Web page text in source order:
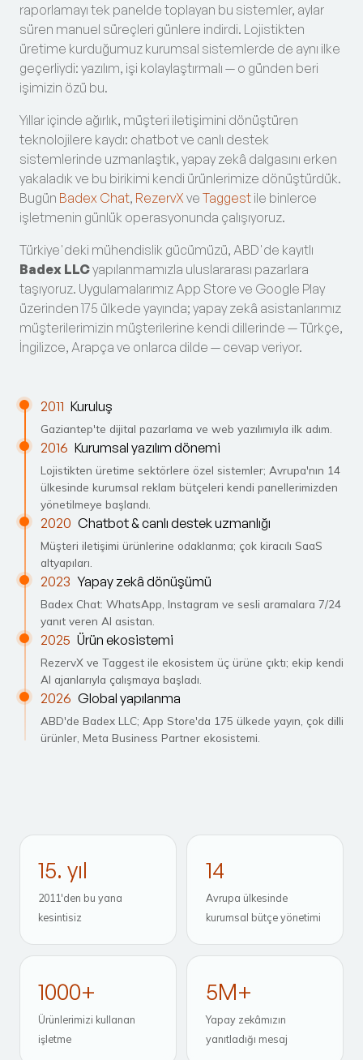
raporlamayı tek panelde toplayan bu sistemler, aylar
süren manuel süreçleri günlere indirdi. Lojistikten
üretime kurduğumuz kurumsal sistemlerde de aynı ilke
geçerliydi: yazılım, işi kolaylaştırmalı — o günden beri
işimizin özü bu.
Yıllar içinde ağırlık, müşteri iletişimini dönüştüren
teknolojilere kaydı: chatbot ve canlı destek
sistemlerinde uzmanlaştık, yapay zekâ dalgasını erken
yakaladık ve bu birikimi kendi ürünlerimize dönüştürdük.
Bugün Badex Chat, RezervX ve Taggest ile binlerce
işletmenin günlük operasyonunda çalışıyoruz.
Türkiye'deki mühendislik gücümüzü, ABD'de kayıtlı
Badex LLCyapılanmamızla uluslararası pazarlara
taşıyoruz. Uygulamalarımız App Store ve Google Play
üzerinden 175 ülkede yayında; yapay zekâ asistanlarımız
müşterilerimizin müşterilerine kendi dillerinde — Türkçe,
İngilizce, Arapça ve onlarca dilde — cevap veriyor.
2011 Kuruluş
Gaziantep'te dijital pazarlama ve web yazılımıyla ilk adım.
2016 Kurumsal yazılım dönemi
Lojistikten üretime sektörlere özel sistemler; Avrupa'nın 14
ülkesinde kurumsal reklam bütçeleri kendi panellerimizden
yönetilmeye başlandı.
2020 Chatbot & canlı destek uzmanlığı
Müşteri iletişimi ürünlerine odaklanma; çok kiracılı SaaS
altyapıları.
2023 Yapay zekâ dönüşümü
Badex Chat: WhatsApp, Instagram ve sesli aramalara 7/24
yanıt veren AI asistan.
2025 Ürün ekosistemi
RezervX ve Taggest ile ekosistem üç ürüne çıktı; ekip kendi
AI ajanlarıyla çalışmaya başladı.
2026 Global yapılanma
ABD'de Badex LLC; App Store'da 175 ülkede yayın, çok dilli
ürünler, Meta Business Partner ekosistemi.
15. yıl
2011'den bu yana
kesintisiz
14
Avrupa ülkesinde
kurumsal bütçe yönetimi
1000+
Ürünlerimizi kullanan
işletme
5M+
Yapay zekâmızın
yanıtladığı mesaj